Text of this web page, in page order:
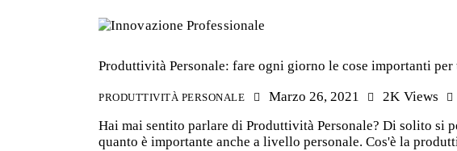
Produttività Personale: fare ogni giorno le cose importanti per
PRODUTTIVITÀ PERSONALE Marzo 26, 2021 2K Views
Hai mai sentito parlare di Produttività Personale? Di solito si
quanto è importante anche a livello personale. Cos'è la